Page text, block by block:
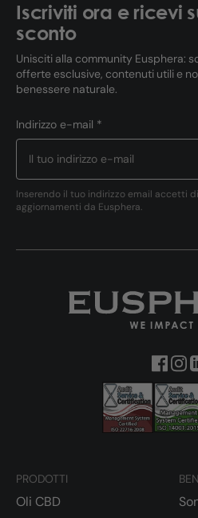
Iscriviti ora e ricevi
sconto
Unisciti alla community Eusphera:
offerte esclusive, contenuti utili e
benessere naturale.
Indirizzo e-mail *
Inserendo il tuo indirizzo email accetti
aggiornamenti da Eusphera.
PRODOTTI
Oli CBD